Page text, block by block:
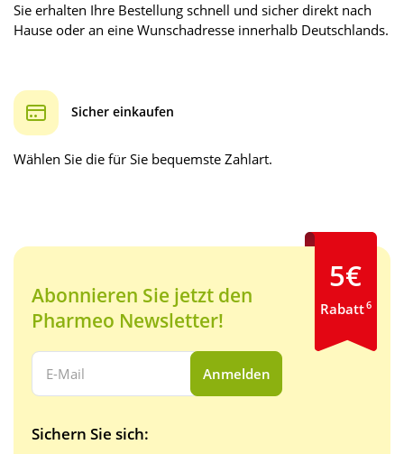
Sie erhalten Ihre Bestellung schnell und sicher direkt nach
Hause oder an eine Wunschadresse innerhalb Deutschlands.
Sicher einkaufen
Wählen Sie die für Sie bequemste Zahlart.
Abonnieren Sie jetzt den
Pharmeo Newsletter!
Ihre E-Mail Adresse:
Anmelden
Sichern Sie sich:
5€
Rabatt6